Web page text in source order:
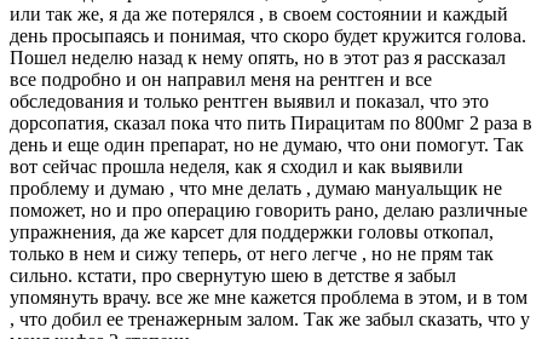
или так же, я да же потерялся , в своем состоянии и каждый
день просыпаясь и понимая, что скоро будет кружится голова.
Пошел неделю назад к нему опять, но в этот раз я рассказал
все подробно и он направил меня на рентген и все
обследования и только рентген выявил и показал, что это
дорсопатия, сказал пока что пить Пирацитам по 800мг 2 раза в
день и еще один препарат, но не думаю, что они помогут. Так
вот сейчас прошла неделя, как я сходил и как выявили
проблему и думаю , что мне делать , думаю мануальщик не
поможет, но и про операцию говорить рано, делаю различные
упражнения, да же карсет для поддержки головы откопал,
только в нем и сижу теперь, от него легче , но не прям так
сильно. кстати, про свернутую шею в детстве я забыл
упомянуть врачу. все же мне кажется проблема в этом, и в том
, что добил ее тренажерным залом. Так же забыл сказать, что у